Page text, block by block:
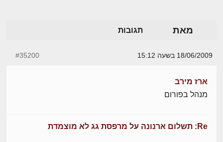
מאת תגובות
18/06/2009 בשעה 15:12 #35200
ארז מירב
מנהל בפורום
Re: תשלום ארנונה על מרפסת גג לא מוצמדת